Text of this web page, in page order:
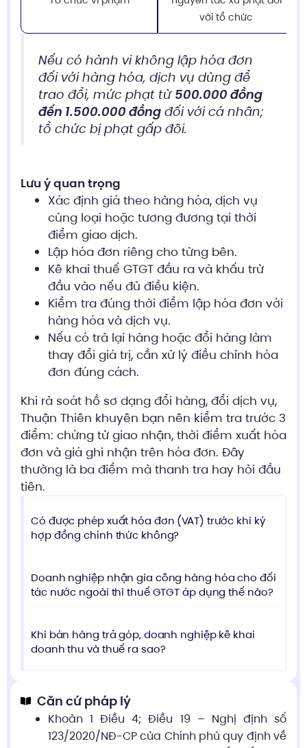
với tổ chức
Nếu có hành vi không lập hóa đơn
đối với hàng hóa, dịch vụ dùng để
trao đổi, mức phạt từ 500.000 đồng
đến 1.500.000 đồngđối với cá nhân;
tổ chức bị phạt gấp đôi.
Lưu ý quan trọng
Xác định giá theo hàng hóa, dịch vụ
cùng loại hoặc tương đương tại thời
điểm giao dịch.
Lập hóa đơn riêng cho từng bên.
Kê khai thuế GTGT đầu ra và khấu trừ
đầu vào nếu đủ điều kiện.
Kiểm tra đúng thời điểm lập hóa đơn với
hàng hóa và dịch vụ.
Nếu có trả lại hàng hoặc đổi hàng làm
thay đổi giá trị, cần xử lý điều chỉnh hóa
đơn đúng cách.
Khi rà soát hồ sơ dạng đổi hàng, đổi dịch vụ,
Thuận Thiên khuyên bạn nên kiểm tra trước 3
điểm: chứng từ giao nhận, thời điểm xuất hóa
đơn và giá ghi nhận trên hóa đơn. Đây
thường là ba điểm mà thanh tra hay hỏi đầu
tiên.
Có được phép xuất hóa đơn (VAT) trước khi ký
hợp đồng chính thức không?
Doanh nghiệp nhận gia công hàng hóa cho đối
tác nước ngoài thì thuế GTGT áp dụng thế nào?
Khi bán hàng trả góp, doanh nghiệp kê khai
doanh thu và thuế ra sao?
Căn cứ pháp lý
Khoản 1 Điều 4; Điều 19 – Nghị định số
123/2020/NĐ-CP của Chính phủ quy định về